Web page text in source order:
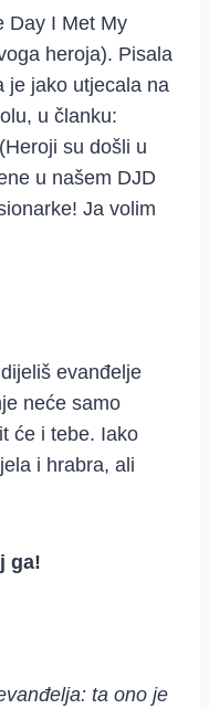
Day I Met My
heroja). Pisala
je jako utjecala na
u članku:
su došli u
u našem DJD
Ja volim
evanđelje
neće samo
će i tebe. Iako
i hrabra, ali
ga!
ta ono je